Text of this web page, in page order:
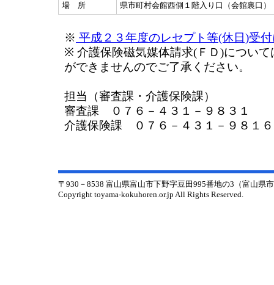
場 所
県市町村会館西側１階入り口（会館裏口）
※ 平成２３年度のレセプト等(休日)受
※ 介護保険磁気媒体請求(ＦＤ)につい
ができませんのでご了
担当（審査課・介護保険課）
審査課 ０７６－４３１－９８３１
介護保険課 ０７６－４３１－９８１６
〒930－8538 富山県富山市下野字豆田995番地の3（富山県
Copyright toyama-kokuhoren.or.jp All Rights Reserved.